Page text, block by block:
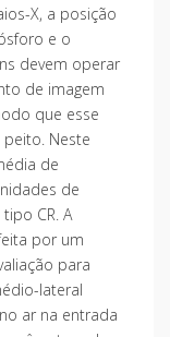
X, a posição
e o
devem operar
de imagem
que esse
Neste
de
de
CR. A
por um
para
lateral
ar na entrada